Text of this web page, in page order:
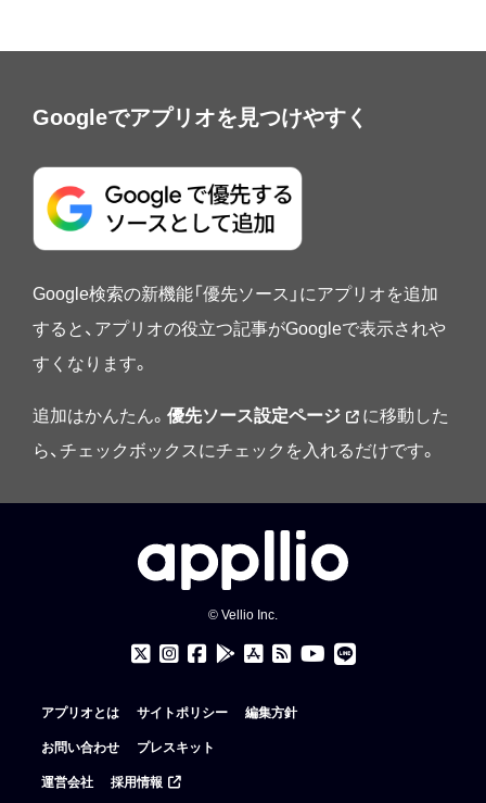
Googleでアプリオを見つけやすく
Google検索の新機能「優先ソース」にアプリオを追加
すると、アプリオの役立つ記事がGoogleで表示されや
すくなります。
追加はかんたん。 優先ソース設定ページ
に移動した
ら、チェックボックスにチェックを入れるだけです。
© Vellio Inc.
アプリオとは サイトポリシー 編集方針
お問い合わせ プレスキット
運営会社 採用情報